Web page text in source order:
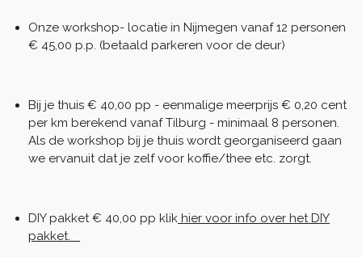
Onze workshop- locatie in Nijmegen vanaf 12 personen
€ 45,00 p.p. (betaald parkeren voor de deur)
Bij je thuis € 40,00 pp - eenmalige meerprijs € 0,20 cent
per km berekend vanaf Tilburg - minimaal 8 personen.
Als de workshop bij je thuis wordt georganiseerd gaan
we ervanuit dat je zelf voor koffie/thee etc. zorgt.
DIY pakket € 40,00 pp klik hier voor info over het DIY
pakket.